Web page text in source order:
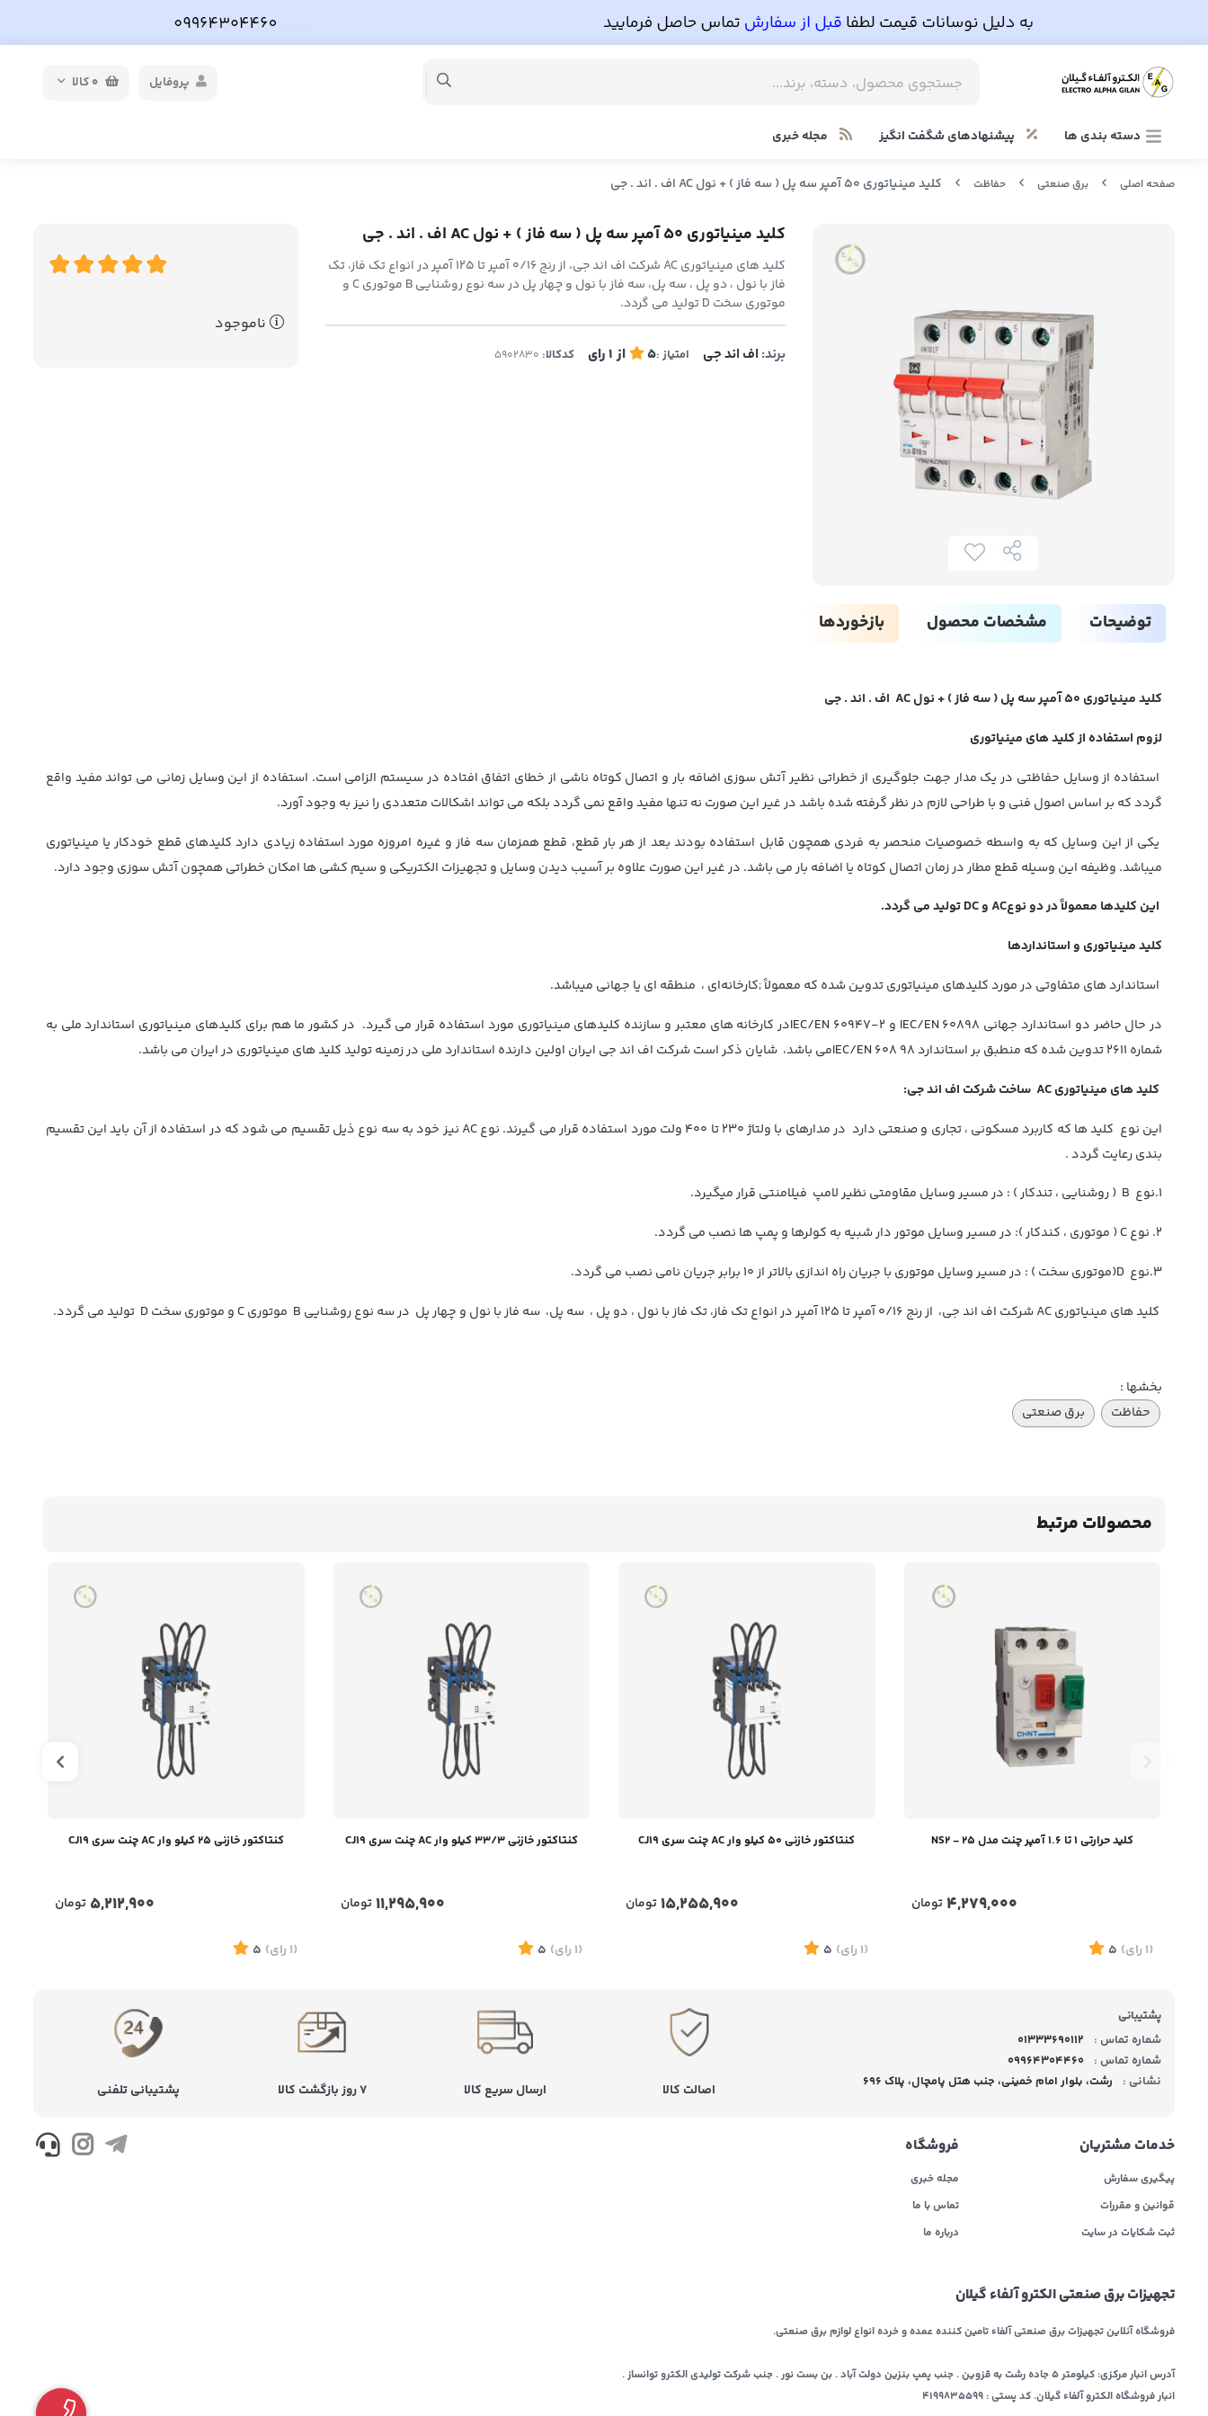
0کالا پروفایل
دسته بندی ها پیشنهادهای شگفت انگیز مجله خبری
صفحه اصلی برق صنعتی حفاظت کلید مینیاتوری 50 آمپر سه پل ( سه فاز ) + نول AC اف . اند . جی
کلید مینیاتوری 50 آمپر سه پل ( سه فاز ) + نول AC اف . اند . جی
کلید های مینیاتوری AC شرکت اف اند جی، از رنج 0/16 آمپر تا 125 آمپر در انواع تک فاز، تک
فاز با نول ، دو پل ، سه پل، سه فاز با نول و چهار پل در سه نوع روشنایی B موتوری C و
موتوری سخت D تولید می گردد.
برند: اف اند جی امتیاز :5 از 1رای کدکالا:
ناموجود
توضیحات مشخصات محصول بازخوردها
کلید مینیاتوری 50 آمپر سه پل ( سه فاز ) + نول AC اف . اند . جی
لزوم استفاده از کلید های مینیاتوری
استفاده از وسایل حفاظتی در یک مدار جهت جلوگیری از خطراتی نظیر آتش سوزی اضافه بار و اتصال کوتاه ناشی از خطای اتفاق افتاده در سیستم الزامی است. استفاده از این وسایل زمانی می تواند مفید واقع
گردد که بر اساس اصول فنی و با طراحی لازم در نظر گرفته شده باشد در غیر این صورت نه تنها مفید واقع نمی گردد بلکه می تواند اشکالات متعددی را نیز به وجود آورد.
یکی از این وسایل که به واسطه خصوصیات منحصر به فردی همچون قابل استفاده بودند بعد از هر بار قطع، قطع همزمان سه فاز و غیره امروزه مورد استفاده زیادی دارد کلیدهای قطع خودکار یا مینیاتوری
میباشد. وظیفه این وسیله قطع مطار در زمان اتصال کوتاه یا اضافه بار می باشد. در غیر این صورت علاوه بر آسیب دیدن وسایل و تجهیزات الکتریکی و سیم کشی ها امکان خطراتی همچون آتش سوزی وجود دارد.
این کلیدها معمولاً در دو نوعAC و DC تولید می گردد.
کلید مینیاتوری و استانداردها
استاندارد های متفاوتی در مورد کلیدهای مینیاتوری تدوین شده که معمولاً ;کارخانه‌ای ، منطقه ای یا جهانی میباشد.
در حال حاضر دو استاندارد جهانی IEC/EN 60898 و IEC/EN 60947-2در کارخانه های معتبر و سازنده کلیدهای مینیاتوری مورد استفاده قرار می گیرد. در کشور ما هم برای کلیدهای مینیاتوری استاندارد ملی به
شماره ۲۶۱۱ تدوین شده که منطبق بر استاندارد IEC/EN 608 98می باشد، شایان ذکر است شرکت اف اند جی ایران اولین دارنده استاندارد ملی در زمینه تولید کلید های مینیاتوری در ایران می باشد.
کلید های مینیاتوری AC ساخت شرکت اف اند جی:
این نوع کلید ها که کاربرد مسکونی ، تجاری و صنعتی دارد در مدارهای با ولتاژ ۲۳۰ تا ۴۰۰ ولت مورد استفاده قرار می گیرند. نوع AC نیز خود به سه نوع ذیل تقسیم می شود که در استفاده از آن باید این تقسیم
بندی رعایت گردد .
1.نوع B ( روشنایی ، تندکار ) : در مسیر وسایل مقاومتی نظیر لامپ فیلامنتی قرار میگیرد.
2. نوع C ( موتوری ، کندکار ): در مسیر وسایل موتور دار شبیه به کولرها و پمپ ها نصب می گردد.
3.نوع D(موتوری سخت ) : در مسیر وسایل موتوری با جریان راه اندازی بالاتر از ۱۰ برابر جریان نامی نصب می گردد.
کلید های مینیاتوری AC شرکت اف اند جی، از رنج 0/16 آمپر تا 125 آمپر در انواع تک فاز، تک فاز با نول ، دو پل ، سه پل، سه فاز با نول و چهار پل در سه نوع روشنایی B موتوری C و موتوری سخت D تولید می گردد.
بخشها :
حفاظت
برق صنعتی
محصولات مرتبط
کلید حرارتی 1 تا 1.6 آمپر چنت مدل NS2 - 25
4,279,000 تومان
(1 رای)
5
کنتاکتور خازنی 50 کیلو وار AC چنت سری CJ19
15,255,900تومان
(1 رای)
5
کنتاکتور خازنی 33/3 کیلو وار AC چنت سری CJ19
11,295,900 تومان
(1 رای)
5
کنتاکتور خازنی 25 کیلو وار AC چنت سری CJ19
5,212,900 تومان
(1 رای)
5
پشتیبانی
شماره تماس :
01333690112
شماره تماس :
09964304460
نشانی :
رشت، بلوار امام خمینی، جنب هتل پامچال، پلاک 696 اصالت کالا ارسال سریع کالا ۷ روز بازگشت کالا پشتیبانی تلفنی
خدمات مشتریان
پیگیری سفارش
قوانین و مقررات
ثبت شکایات در سایت
فروشگاه
مجله خبری
تماس با ما
درباره ما
تجهیزات برق صنعتی الکترو آلفاء گیلان
فروشگاه آنلاین تجهیزات برق صنعتی آلفاء تامین کننده عمده و خرده انواع لوازم برق صنعتی.
آدرس انبار مرکزی: کیلومتر ۵ جاده رشت به قزوین . جنب پمپ بنزین دولت آباد . بن بست نور . جنب شرکت تولیدی الکترو توانساز .
انبار فروشگاه الکترو آلفاء گیلان. کد پستی : ۴۱۹۹۸۳۵۵۹۹